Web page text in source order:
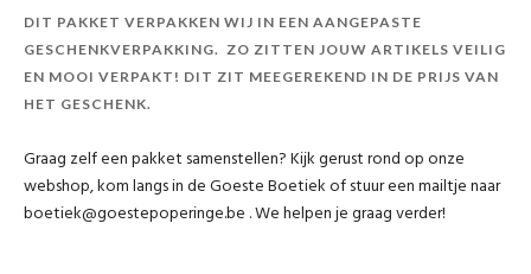
DIT PAKKET VERPAKKEN WIJ IN EEN AANGEPASTE
GESCHENKVERPAKKING. ZO ZITTEN JOUW ARTIKELS VEILIG
EN MOOI VERPAKT! DIT ZIT MEEGEREKEND IN DE PRIJS VAN
HET GESCHENK.
Graag zelf een pakket samenstellen? Kijk gerust rond op onze
webshop, kom langs in de Goeste Boetiek of stuur een mailtje naar
boetiek@goestepoperinge.be . We helpen je graag verder!